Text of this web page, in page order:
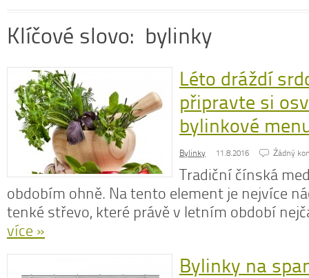
Klíčové slovo: bylinky
Léto dráždí
připravte si
bylinkové
Bylinky 11.8.2016 Źádný
Tradiční čínská
obdobím ohně. Na tento element je nejvíce
tenké střevo, které právě v letním období
více »
Bylinky na